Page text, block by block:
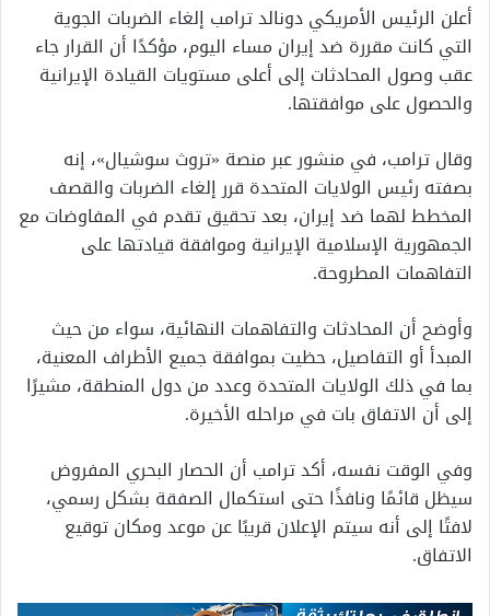
أعلن الرئيس الأمريكي دونالد ترامب إلغاء الضربات الجوية
التي كانت مقررة ضد إيران مساء اليوم، مؤكدًا أن القرار جاء
عقب وصول المحادثات إلى أعلى مستويات القيادة الإيرانية
والحصول على موافقتها.
وقال ترامب، في منشور عبر منصة «تروث سوشيال»، إنه
بصفته رئيس الولايات المتحدة قرر إلغاء الضربات والقصف
المخطط لهما ضد إيران، بعد تحقيق تقدم في المفاوضات مع
الجمهورية الإسلامية الإيرانية وموافقة قيادتها على
التفاهمات المطروحة.
وأوضح أن المحادثات والتفاهمات النهائية، سواء من حيث
المبدأ أو التفاصيل، حظيت بموافقة جميع الأطراف المعنية،
بما في ذلك الولايات المتحدة وعدد من دول المنطقة، مشيرًا
إلى أن الاتفاق بات في مراحله الأخيرة.
وفي الوقت نفسه، أكد ترامب أن الحصار البحري المفروض
سيظل قائمًا ونافذًا حتى استكمال الصفقة بشكل رسمي،
لافتًا إلى أنه سيتم الإعلان قريبًا عن موعد ومكان توقيع
الاتفاق.